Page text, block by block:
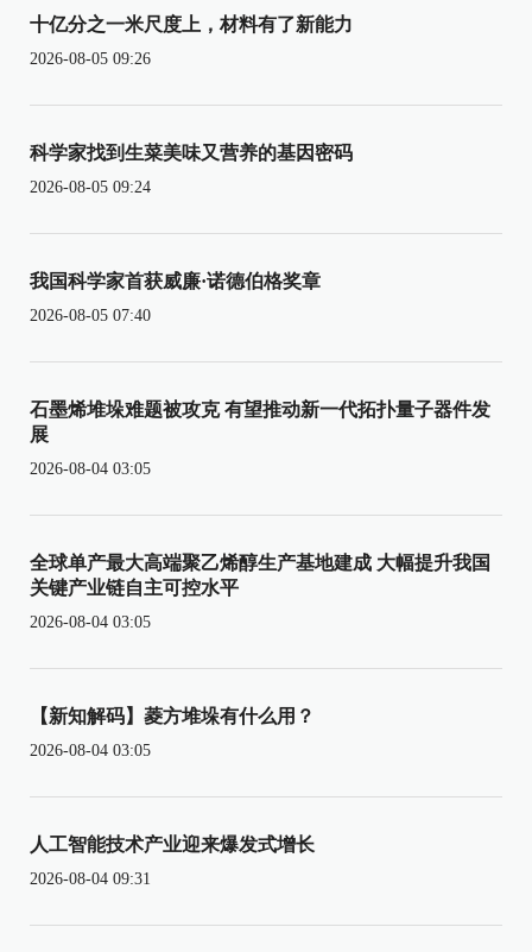
十亿分之一米尺度上，材料有了新能力
2026-08-05 09:26
科学家找到生菜美味又营养的基因密码
2026-08-05 09:24
我国科学家首获威廉·诺德伯格奖章
2026-08-05 07:40
石墨烯堆垛难题被攻克 有望推动新一代拓扑量子器件发
展
2026-08-04 03:05
全球单产最大高端聚乙烯醇生产基地建成 大幅提升我国
关键产业链自主可控水平
2026-08-04 03:05
【新知解码】菱方堆垛有什么用？
2026-08-04 03:05
人工智能技术产业迎来爆发式增长
2026-08-04 09:31